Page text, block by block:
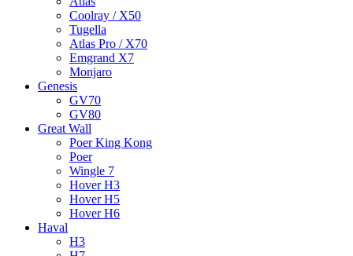
Coolray / X50
Tugella
Atlas Pro / X70
Emgrand X7
Monjaro
Genesis
GV70
GV80
Great Wall
Poer King Kong
Poer
Wingle 7
Hover H3
Hover H5
Hover H6
Haval
H3